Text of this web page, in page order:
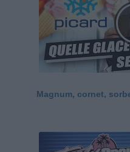
Magnum, cornet,